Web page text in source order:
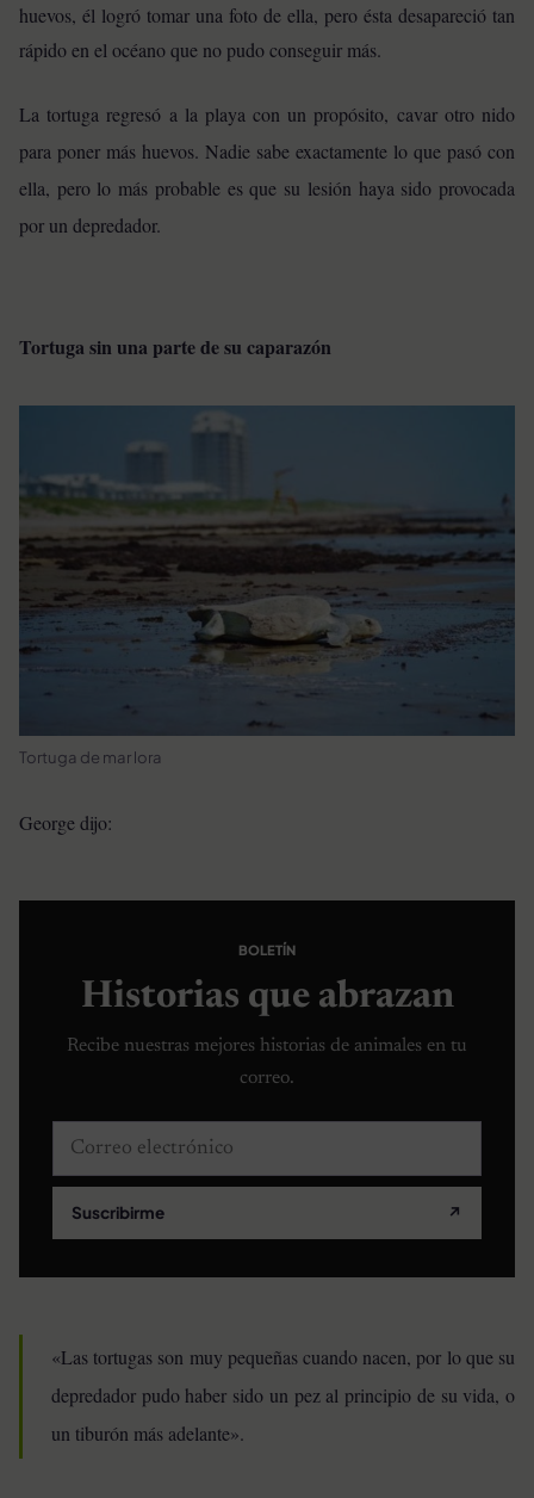
huevos, él logró tomar una foto de ella, pero ésta desapareció tan
rápido en el océano que no pudo conseguir más.
La tortuga regresó a la playa con un propósito, cavar otro nido
para poner más huevos. Nadie sabe exactamente lo que pasó con
ella, pero lo más probable es que su lesión haya sido provocada
por un depredador.
Tortuga sin una parte de su caparazón
Tortuga de mar lora
George dijo:
BOLETÍN
Historias que abrazan
Recibe nuestras mejores historias de animales en tu
correo.
Correo electrónico
Suscribirme ↗
«Las tortugas son muy pequeñas cuando nacen, por lo que su
depredador pudo haber sido un pez al principio de su vida, o
un tiburón más adelante».